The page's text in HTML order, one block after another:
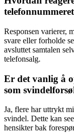
Responsen varierer,
svare eller forholde
avsluttet samtalen
telefonsalg.
Er det vanlig å
som
Ja, flere har uttrykt
svindel. Dette kan
hensikter bak